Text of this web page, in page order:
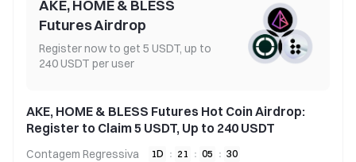
AKE, HOME & BLESS
Futures Airdrop
Register now to get 5 USDT, up to
240 USDT per user
AKE, HOME & BLESS Futures Hot Coin Airdrop:
Register to Claim 5 USDT, Up to 240 USDT
Contagem Regressiva 1D : 21 : 05 : 30